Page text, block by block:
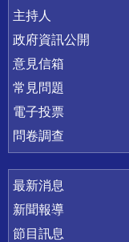
主持人
政府資訊公開
意見信箱
常見問題
電子投票
問卷調查
最新消息
新聞報導
節目訊息